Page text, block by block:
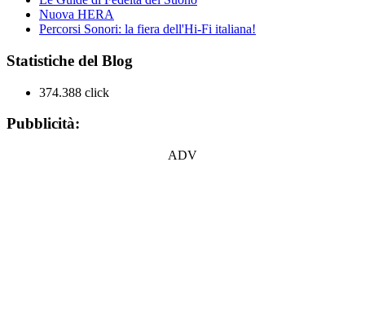
Nuova HERA
Percorsi Sonori: la fiera dell'Hi-Fi italiana!
Statistiche del Blog
374.388 click
Pubblicità:
ADV